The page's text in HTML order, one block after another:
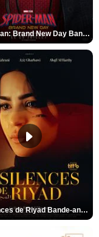
Spider-Man: Brand New Day Bande-annonce VO STFR
Les Silences de Riyad Bande-annonce VO STFR